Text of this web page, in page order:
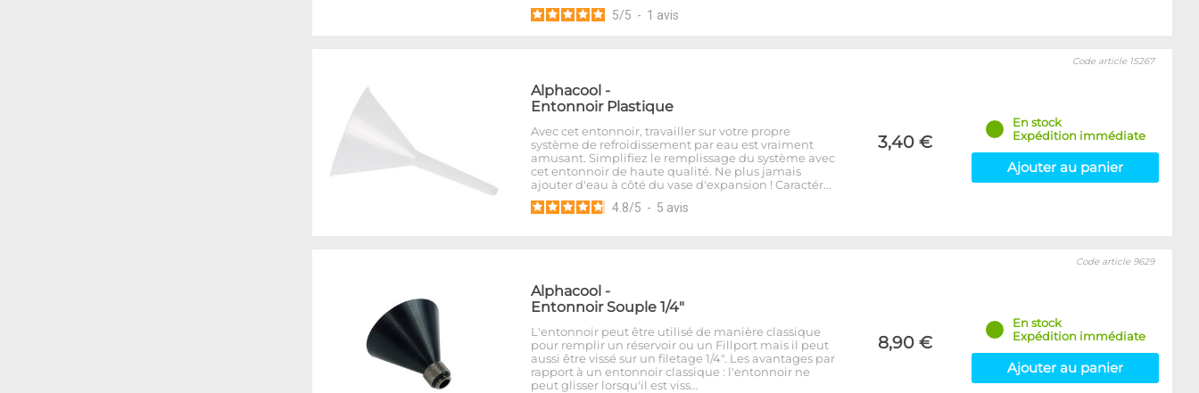
5/5 - 1 avis
Alphacool -
Entonnoir Plastique
Avec cet entonnoir, travailler sur votre propre
système de refroidissement par eau est vraiment
amusant. Simplifiez le remplissage du système avec
cet entonnoir de haute qualité. Ne plus jamais
ajouter d'eau à côté du vase d'expansion ! Caractér…
4.8/5 - 5 avis
3,40 €
Code article 15267
En stock
Expédition immédiate
Ajouter au panier
Alphacool -
Entonnoir Souple 1/4"
L'entonnoir peut être utilisé de manière classique
pour remplir un réservoir ou un Fillport mais il peut
aussi être vissé sur un filetage 1/4". Les avantages par
rapport à un entonnoir classique : l'entonnoir ne
peut glisser lorsqu'il est viss…
8,90 €
Code article 9629
En stock
Expédition immédiate
Ajouter au panier